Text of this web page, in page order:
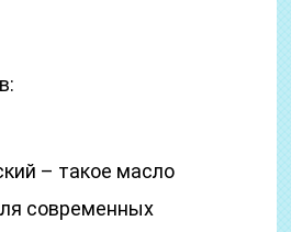
– такое масло
современных